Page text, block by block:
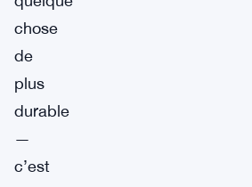
chose
de
plus
durable
—
c’est